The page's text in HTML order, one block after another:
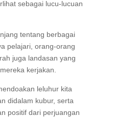
sebagai lucu-lucuan
tentang berbagai
pelajari, orang-orang
juga landasan yang
kerjakan.
leluhur kita
didalam kubur, serta
positif dari perjuangan